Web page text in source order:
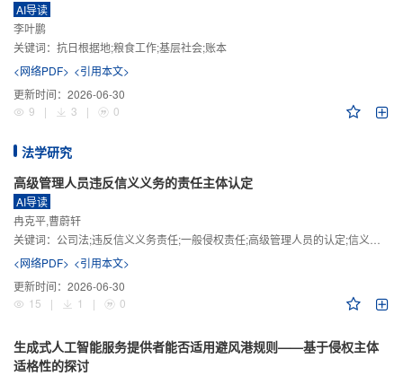
AI导读
李叶鹏
关键词： 抗日根据地;粮食工作;基层社会;账本
<网络PDF> <引用本文>
更新时间： 2026-06-30
9
| 3 | 0
法学研究
高级管理人员违反信义义务的责任主体认定
AI导读
冉克平,曹蔚轩
关键词： 公司法;违反信义义务责任;一般侵权责任;高级管理人员的认定;信义义务
<网络PDF> <引用本文>
更新时间： 2026-06-30
15
| 1 | 0
生成式人工智能服务提供者能否适用避风港规则——基于侵权主体
适格性的探讨